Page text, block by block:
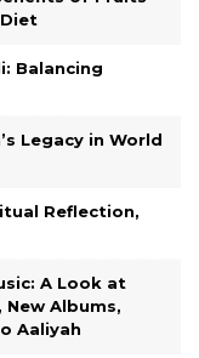
Balancing
Legacy in World
Reflection,
A Look at
Albums,
Aaliyah